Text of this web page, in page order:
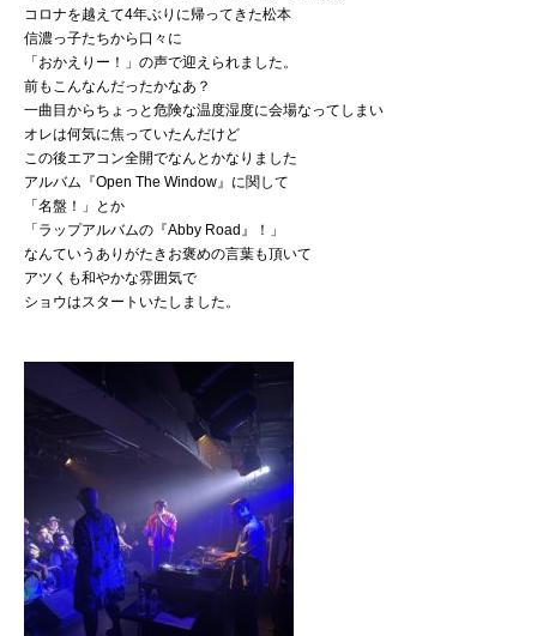
コロナを越えて4年ぶりに帰ってきた松本
信濃っ子たちから口々に
「おかえりー！」の声で迎えられました。
前もこんなんだったかなあ？
一曲目からちょっと危険な温度湿度に会場なってしまい
オレは何気に焦っていたんだけど
この後エアコン全開でなんとかなりました
アルバム『Open The Window』に関して
「名盤！」とか
「ラップアルバムの『Abby Road』！」
なんていうありがたきお褒めの言葉も頂いて
アツくも和やかな雰囲気で
ショウはスタートいたしました。